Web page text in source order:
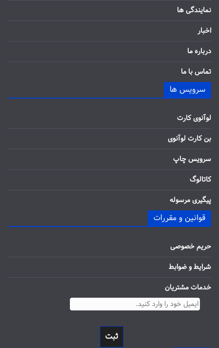
نمایندگی ها
اخبار
درباره ما
تماس با ما
سرویس ها
لوآنوی کارت
بن کارت لوآنوی
سرویس چاپ
کاتالوگ
پیگیری مرسوله
قوانین و مقررات
حریم خصوصی
شرایط و ضوابط
خدمات مشتریان
ثبت